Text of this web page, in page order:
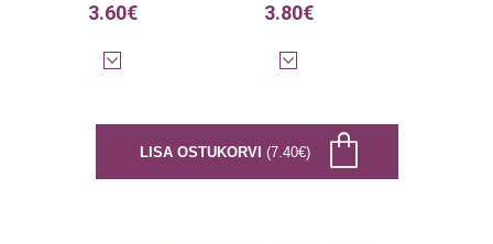
3.60€ 3.80€
LISA OSTUKORVI (7.40€)